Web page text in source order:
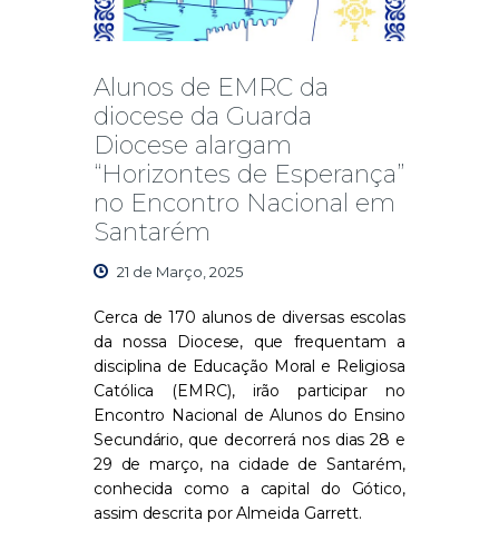
Alunos de EMRC da
diocese da Guarda
Diocese alargam
“Horizontes de Esperança”
no Encontro Nacional em
Santarém
21 de Março, 2025
Cerca de170 alunosde diversas escolas
da nossa Diocese, que frequentam a
disciplina de Educação Moral e Religiosa
Católica (EMRC), irão participar no
Encontro Nacional de Alunos do Ensino
Secundário, que decorrerá nos dias28 e
29 de março, na cidade de Santarém,
conhecida como a capital do Gótico,
assim descrita porAlmeida Garrett.